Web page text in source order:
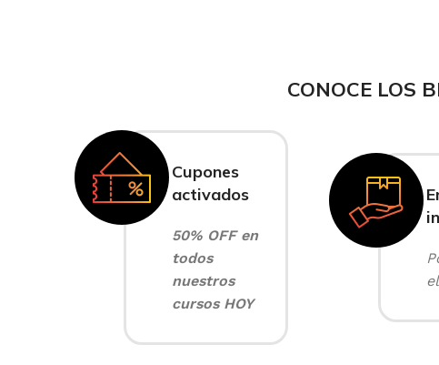
CONOCE LOS
Cupones
activados
50% OFF en
todos
nuestros
cursos HOY